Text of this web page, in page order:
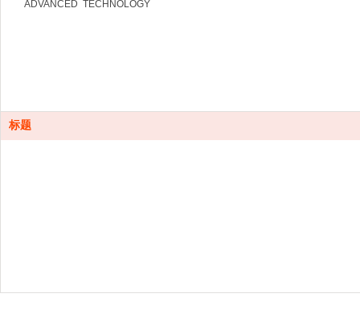
ADVANCED TECHNOLOGY
标题